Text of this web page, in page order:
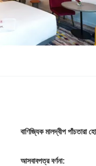
বাণিজ্যিক মালদ্বীপ পাঁচতারা
আসবাবপত্র বর্ণনা: